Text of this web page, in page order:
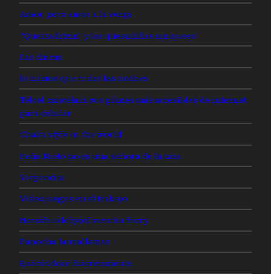
Amor, pero amor a la verga
“Quetzaditzin” y las quesadillas sin queso
Las chicas
lo mismo que todas las noches
Telcel cancelará sus planes más accesibles de internet
para celular
Chaka style in the world
Peña Nieto no es una señora de la casa
Virgencita
Videojuegos en el trabajo
Netzahualcóyotl versión furry
Panocha lanzallamas
Rascándose discretamente